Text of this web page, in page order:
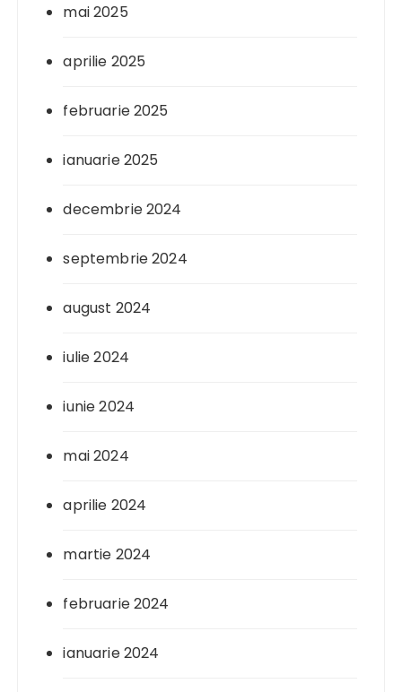
mai 2025
aprilie 2025
februarie 2025
ianuarie 2025
decembrie 2024
septembrie 2024
august 2024
iulie 2024
iunie 2024
mai 2024
aprilie 2024
martie 2024
februarie 2024
ianuarie 2024